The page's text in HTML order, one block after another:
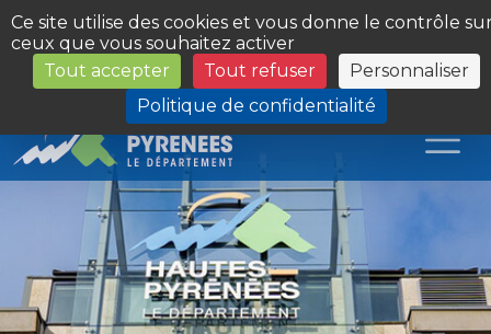
Panneau de gestion des cookies
Ce site utilise des cookies et vous donne le contrôle
ceux que vous souhaitez activer
Tout accepter
Tout refuser
Personnaliser
Politique de confidentialité
Les Sites du Département